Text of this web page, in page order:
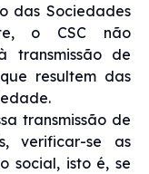
das Sociedades
o CSC não
transmissão de
resultem das
transmissão de
verificar-se as
social, isto é, se